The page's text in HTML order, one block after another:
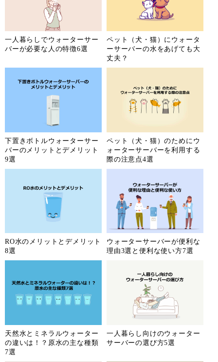
一人暮らしでウォーターサー
バーが必要な人の特徴6選
ペット（犬・猫）にウォータ
ーサーバーの水をあげても大
丈夫？
下置きボトルウォーターサー
バーのメリットとデメリット
9選
ペット（犬・猫）のためにウ
ォーターサーバーを利用する
際の注意点4選
RO水のメリットとデメリット
8選
ウォーターサーバーが便利な
理由3選と便利な使い方7選
天然水とミネラルウォーター
の違いは！？原水の主な種類
7選
一人暮らし向けのウォーター
サーバーの選び方5選